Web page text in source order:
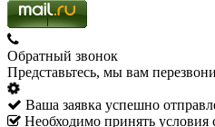
Обратный звонок
Представьтесь, мы вам
Ваша заявка успешно
Необходимо принять условия